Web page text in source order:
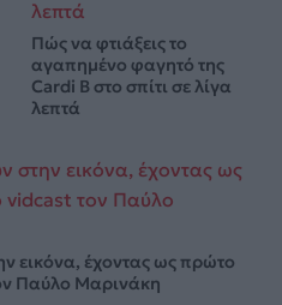
Πώς να φτιάξεις το
αγαπημένο φαγητό της
Cardi B στο σπίτι σε λίγα
λεπτά
εικόνα, έχοντας ως πρώτο
Παύλο Μαρινάκη